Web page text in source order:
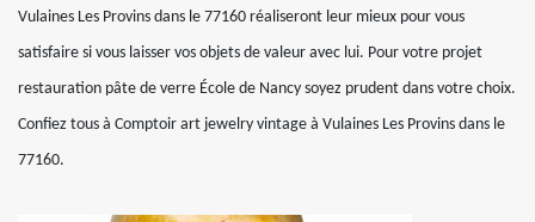
Vulaines Les Provins dans le 77160 réaliseront leur mieux pour vous
satisfaire si vous laisser vos objets de valeur avec lui. Pour votre projet
restauration pâte de verre École de Nancy soyez prudent dans votre choix.
Confiez tous à Comptoir art jewelry vintage à Vulaines Les Provins dans le
77160.